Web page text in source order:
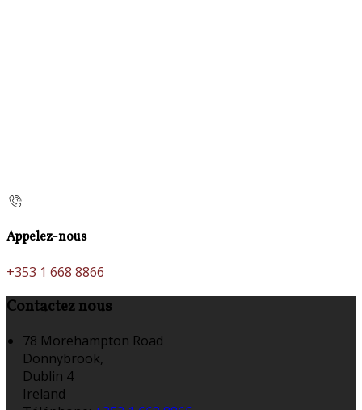
Appelez-nous
+353 1 668 8866
Contactez nous
78 Morehampton Road
Donnybrook,
Dublin 4
Ireland